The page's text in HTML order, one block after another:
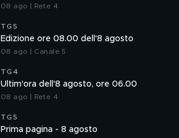
08 ago | Rete 4
TG5
Edizione ore 08.00 dell'8 agosto
08 ago | Canale 5
TG4
Ultim'ora dell'8 agosto, ore 06.00
08 ago | Rete 4
TG5
Prima pagina - 8 agosto